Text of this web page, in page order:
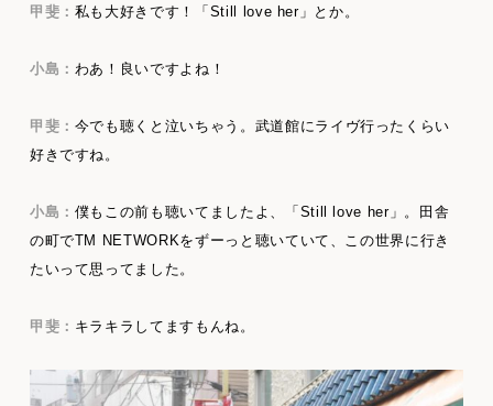
甲斐： 私も大好きです！「Still love her」とか。
小島： わあ！良いですよね！
甲斐： 今でも聴くと泣いちゃう。武道館にライヴ行ったくらい
好きですね。
小島： 僕もこの前も聴いてましたよ、「Still love her」。田舎
の町でTM NETWORKをずーっと聴いていて、この世界に行き
たいって思ってました。
甲斐： キラキラしてますもんね。